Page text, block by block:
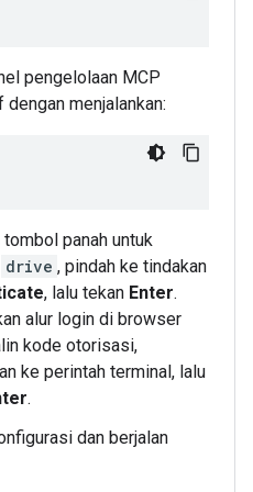
pengelolaan MCP
dengan menjalankan:
tombol panah untuk
drive , pindah ke tindakan
, lalu tekan Enter.
alur login di browser
kode otorisasi,
ke perintah terminal, lalu
.
dan berjalan